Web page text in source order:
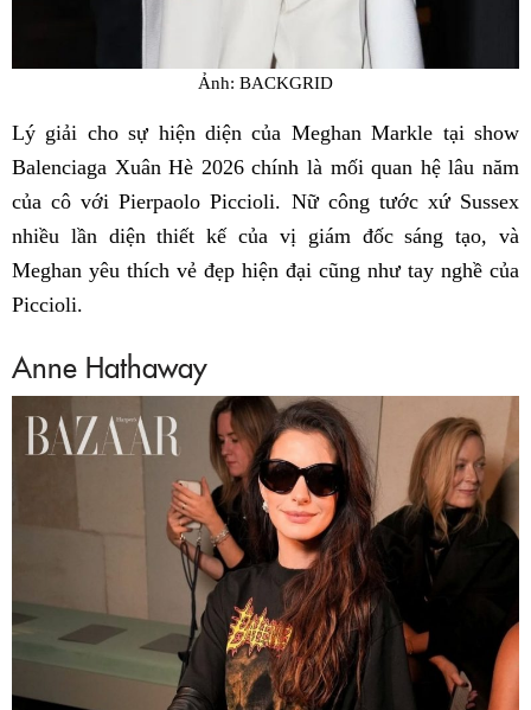
Ảnh: BACKGRID
Lý giải cho sự hiện diện của Meghan Markle tại show
Balenciaga Xuân Hè 2026 chính là mối quan hệ lâu năm
của cô với Pierpaolo Piccioli. Nữ công tước xứ Sussex
nhiều lần diện thiết kế của vị giám đốc sáng tạo, và
Meghan yêu thích vẻ đẹp hiện đại cũng như tay nghề của
Piccioli.
Anne Hathaway